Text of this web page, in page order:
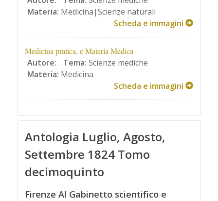
Materia: Medicina|Scienze naturali
Scheda e immagini
Medicina pratica, e Materia Medica
Autore: Tema: Scienze mediche
Materia: Medicina
Scheda e immagini
Antologia Luglio, Agosto,
Settembre 1824 Tomo
decimoquinto
Firenze Al Gabinetto scientifico e